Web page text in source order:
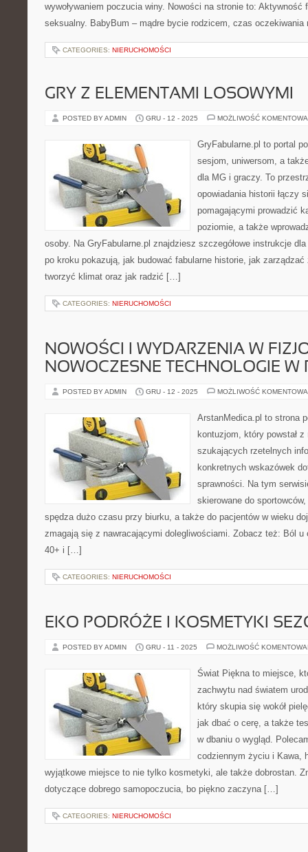
wywoływaniem poczucia winy. Nowości na stronie to:
seksualny. BabyBum – mądre bycie rodzicem, czas
CATEGORIES: NIERUCHOMOŚCI
GRY Z ELEMENTAMI LOSOWYMI
POSTED BY ADMIN GRU - 12 - 2025 MOŻLIWOŚĆ
GryFabularne.pl to portal
sesjom, uniwersom, a
dla MG i graczy. To
opowiadania historii łączy
pomagającymi prowadzić
poziomie, a także
osoby. Na GryFabularne.pl znajdziesz szczegółowe instrukcje
po kroku pokazują, jak budować fabularne historie, jak zarządzać
tworzyć klimat oraz jak radzić […]
CATEGORIES: NIERUCHOMOŚCI
NOWOŚCI I WYDARZENIA W
NOWOCZESNE TECHNOLOGIE W
POSTED BY ADMIN GRU - 12 - 2025 MOŻLIWOŚĆ
ArstanMedica.pl to strona
kontuzjom, który powstał
szukających rzetelnych
konkretnych wskazówek
sprawności. Na tym
skierowane do
spędza dużo czasu przy biurku, a także do pacjentów w wieku
zmagają się z nawracającymi dolegliwościami. Zobacz też: Ból
40+ i […]
CATEGORIES: NIERUCHOMOŚCI
EKO PODRÓŻE I KOSMETYKI
POSTED BY ADMIN GRU - 11 - 2025 MOŻLIWOŚĆ
Świat Piękna to miejsce,
zachwytu nad światem
który skupia się wokół
jak dbać o cerę, a także
w dbaniu o wygląd.
codziennym życiu i Kawa,
wyjątkowe miejsce to nie tylko kosmetyki, ale także dobrostan.
dotyczące dobrego samopoczucia, bo piękno zaczyna […]
CATEGORIES: NIERUCHOMOŚCI